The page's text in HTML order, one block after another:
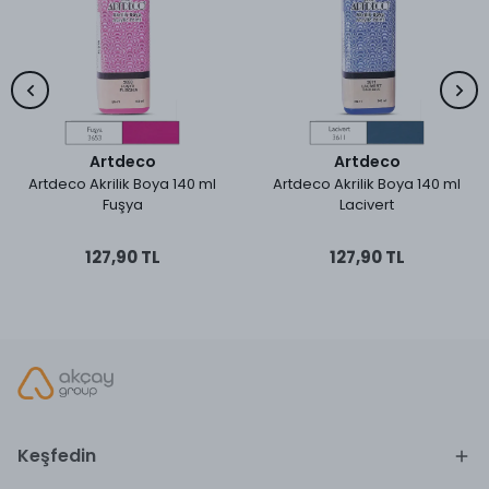
Artdeco
Artdeco Akrilik Boya 140 ml
Fuşya
127,90 TL
Artdeco
Artdeco Akrilik Boya 140 ml
Lacivert
127,90 TL
Keşfedin